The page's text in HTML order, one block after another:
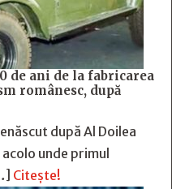
de ani de la fabricarea
românesc, după
după Al Doilea
unde primul
Citește!